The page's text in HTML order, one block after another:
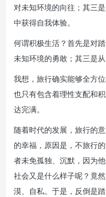
对未知环境的向往；其三
中获得自我体验。
何谓积极生活？首先是对
未知环境的勇敢；其三是
我想，旅行确实能够全方
也只有包含着理性支配和
达完满。
随着时代的发展，旅行的
的幸福，原因是，不旅行
者未免孤独、沉默，因为
社会又是什么样子呢？竟
漠、自私。于是，反倒是